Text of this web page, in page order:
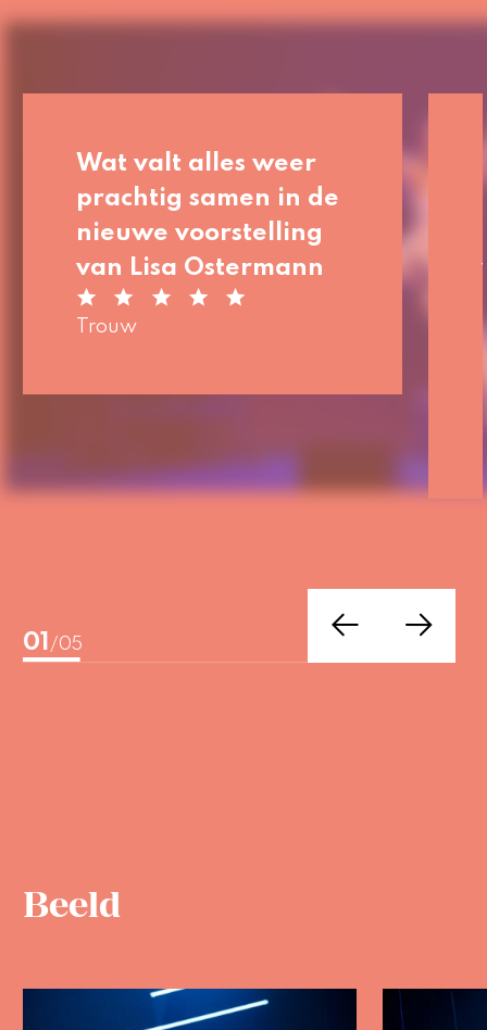
Wat valt alles weer
prachtig samen in de
nieuwe voorstelling
van Lisa Ostermann
Trouw
01 /05
Beeld